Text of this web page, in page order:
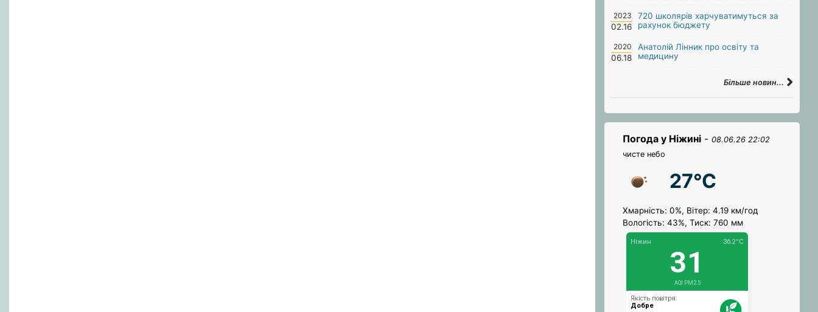
2023
02.16
720 школярів харчуватимуться за
рахунок бюджету
2020
06.18
Анатолій Лінник про освіту та
медицину
Більше новин...
Погода у Ніжині - 08.06.26 22:02
чисте небо
27°C
Хмарність: 0%, Вітер: 4.19 км/год
Вологість: 43%, Тиск: 760 мм